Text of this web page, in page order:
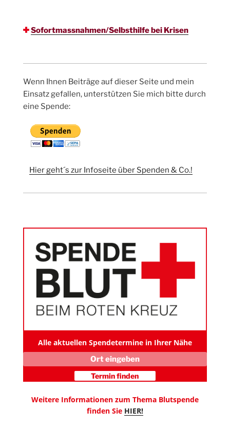
Sofortmassnahmen/Selbsthilfe bei Krisen
Wenn Ihnen Beiträge auf dieser Seite und mein
Einsatz gefallen, unterstützen Sie mich bitte durch
eine Spende:
Hier geht´s zur Infoseite über Spenden & Co.!
Alle aktuellen Spendetermine in Ihrer Nähe
Weitere Informationen zum Thema Blutspende
finden Sie HIER!